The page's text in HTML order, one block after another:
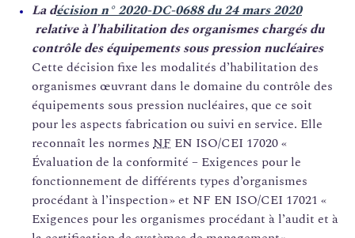
La décision n° 2020-DC-0688 du 24 mars 2020
relative à l’habilitation des organismes chargés du
contrôle des équipements sous pression nucléaires
Cette décision fixe les modalités d’habilitation des
organismes œuvrant dans le domaine du contrôle des
équipements sous pression nucléaires, que ce soit
pour les aspects fabrication ou suivi en service. Elle
reconnaît les normes NF EN ISO/CEI 17020 «
Évaluation de la conformité – Exigences pour le
fonctionnement de différents types d’organismes
procédant à l’inspection » et NF EN ISO/CEI 17021 «
Exigences pour les organismes procédant à l’audit et à